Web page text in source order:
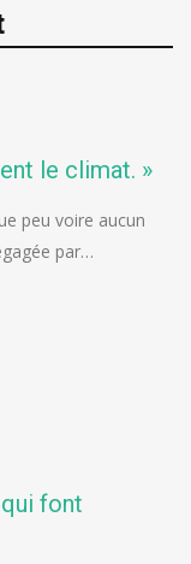
le climat. »
peu voire aucun
par…
font